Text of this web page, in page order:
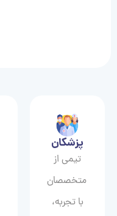
پزشکان
تیمی از
متخصصان
با تجربه،